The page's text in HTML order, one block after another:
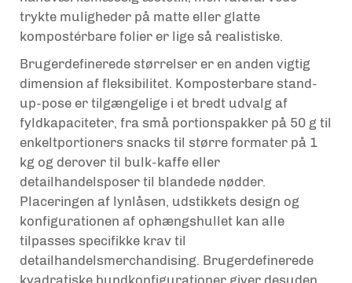
trykte muligheder på matte eller glatte
kompostérbare folier er lige så realistiske.
Brugerdefinerede størrelser er en anden vigtig
dimension af fleksibilitet. Komposterbare stand-
up-pose er tilgængelige i et bredt udvalg af
fyldkapaciteter, fra små portionspakker på 50 g til
enkeltportioners snacks til større formater på 1
kg og derover til bulk-kaffe eller
detailhandelsposer til blandede nødder.
Placeringen af lynlåsen, udstikkets design og
konfigurationen af ophængshullet kan alle
tilpasses specifikke krav til
detailhandelsmerchandising. Brugerdefinerede